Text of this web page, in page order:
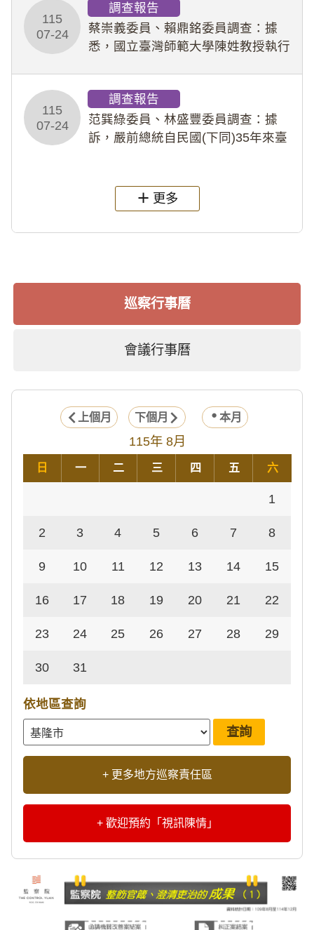
行拍攝特定樣態性影像並以手機傳送
劉師。該生因畏懼成
115
07-24
調查報告
蔡崇義委員、賴鼎銘委員調查：據
悉，國立臺灣師範大學陳姓教授執行
術倫理等情案調查報告。(115教調
31)
115
07-24
調查報告
范巽綠委員、林盛豐委員調查：據
訴，嚴前總統自民國(下同)35年來臺
過世後，總統府於89年間函請其家屬
繼續留住
更多
巡察行事曆
會議行事曆
上個月 下個月 本月
115年 8月
日 一 二 三 四 五 六
1
2 3 4 5 6 7 8
9 10 11 12 13 14 15
16 17 18 19 20 21 22
23 24 25 26 27 28 29
30 31
依地區查詢
+ 更多地方巡察責任區
+ 歡迎預約「視訊陳情」